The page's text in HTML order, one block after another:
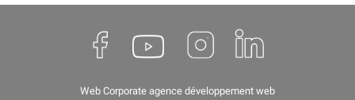
Web Corporate agence développement web